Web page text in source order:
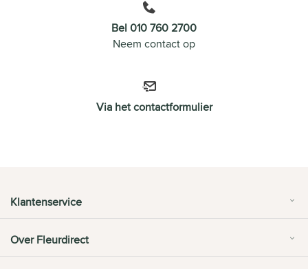
Bel 010 760 2700
Neem contact op
Via het contactformulier
Klantenservice
Over Fleurdirect